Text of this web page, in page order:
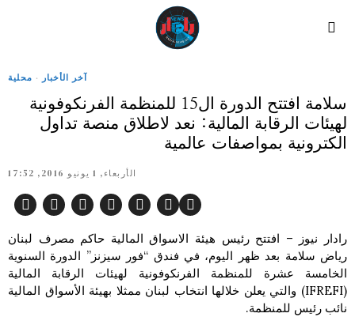
آخر الأخبار · محلية
سلامة افتتح الدورة ال15 للمنظمة الفرنكوفونية
لهيئات الرقابة المالية: نعد لاطلاق منصة تداول
الكترونية بمواصفات عالمية
الأربعاء, 1 يونيو 2016, 17:52
رادار نيوز – افتتح رئيس هيئة الاسواق المالية حاكم مصرف لبنان
رياض سلامة بعد ظهر اليوم، في فندق “فور سيزنز” الدورة السنوية
الخامسة عشرة للمنظمة الفرنكوفونية لهيئات الرقابة المالية
(IFREFI) والتي يعلن خلالها انتخاب لبنان ممثلا بهيئة الأسواق المالية
نائب رئيس للمنظمة.